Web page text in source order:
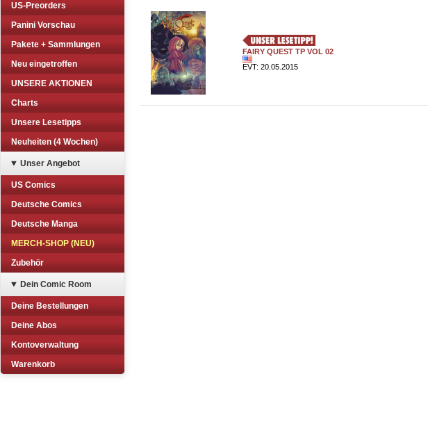
US-Preorders
Panini Vorschau
Pakete + Sammlungen
Neu eingetroffen
UNSERE AKTIONEN
Charts
Unsere Lesetipps
Neuheiten (4 Wochen)
Unser Angebot
US Comics
Deutsche Comics
Deutsche Manga
MERCH-SHOP (NEU)
Zubehör
Dein Comic Room
Deine Bestellungen
Deine Abos
Kontoverwaltung
Warenkorb
FAIRY QUEST TP VOL 02
EVT: 20.05.2015